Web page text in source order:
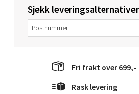
Sjekk leveringsalternativer
Fri frakt over 699,-
Rask levering
Åpent i dag 10-20
0 i butikk